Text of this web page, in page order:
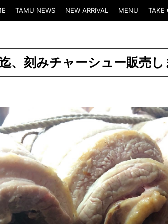
TAMU NEWS NEW ARRIVAL MENU TAKE
、刻みチャーシュー販売し